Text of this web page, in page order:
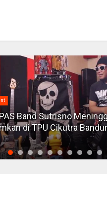
Band Sutrisno
di TPU Cikutra